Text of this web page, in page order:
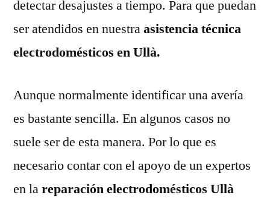
detectar desajustes a tiempo. Para que puedan
ser atendidos en nuestraasistencia técnica
electrodomésticos en Ullà.
Aunque normalmente identificar una avería
es bastante sencilla. En algunos casos no
suele ser de esta manera. Por lo que es
necesario contar con el apoyo de un expertos
en lareparación electrodomésticos Ullà